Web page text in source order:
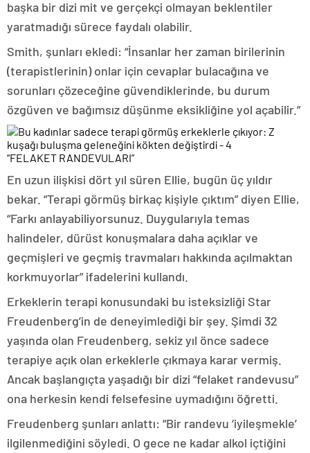
başka bir dizi mit ve gerçekçi olmayan beklentiler
yaratmadığı sürece faydalı olabilir.
Smith, şunları ekledi: “İnsanlar her zaman birilerinin
(terapistlerinin) onlar için cevaplar bulacağına ve
sorunları çözeceğine güvendiklerinde, bu durum
özgüven ve bağımsız düşünme eksikliğine yol açabilir.”
“FELAKET RANDEVULARI”
En uzun ilişkisi dört yıl süren Ellie, bugün üç yıldır
bekar. “Terapi görmüş birkaç kişiyle çıktım” diyen Ellie,
“Farkı anlayabiliyorsunuz. Duygularıyla temas
halindeler, dürüst konuşmalara daha açıklar ve
geçmişleri ve geçmiş travmaları hakkında açılmaktan
korkmuyorlar” ifadelerini kullandı.
Erkeklerin terapi konusundaki bu isteksizliği Star
Freudenberg’in de deneyimlediği bir şey. Şimdi 32
yaşında olan Freudenberg, sekiz yıl önce sadece
terapiye açık olan erkeklerle çıkmaya karar vermiş.
Ancak başlangıçta yaşadığı bir dizi “felaket randevusu”
ona herkesin kendi felsefesine uymadığını öğretti.
Freudenberg şunları anlattı: “Bir randevu ‘iyileşmekle’
ilgilenmediğini söyledi. O gece ne kadar alkol içtiğini